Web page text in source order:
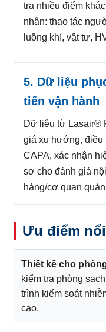
tra nhiều điểm
nhân: thao tác
luồng khí, vật tư,
5. Dữ liệu
tiến vận hành
Dữ liệu từ Lasair®
giá xu hướng, điều
CAPA, xác nhận
sơ cho đánh giá
hàng/cơ quan
Ưu điểm
Thiết kế cho
kiểm tra phòng
trình kiểm soát
cao.